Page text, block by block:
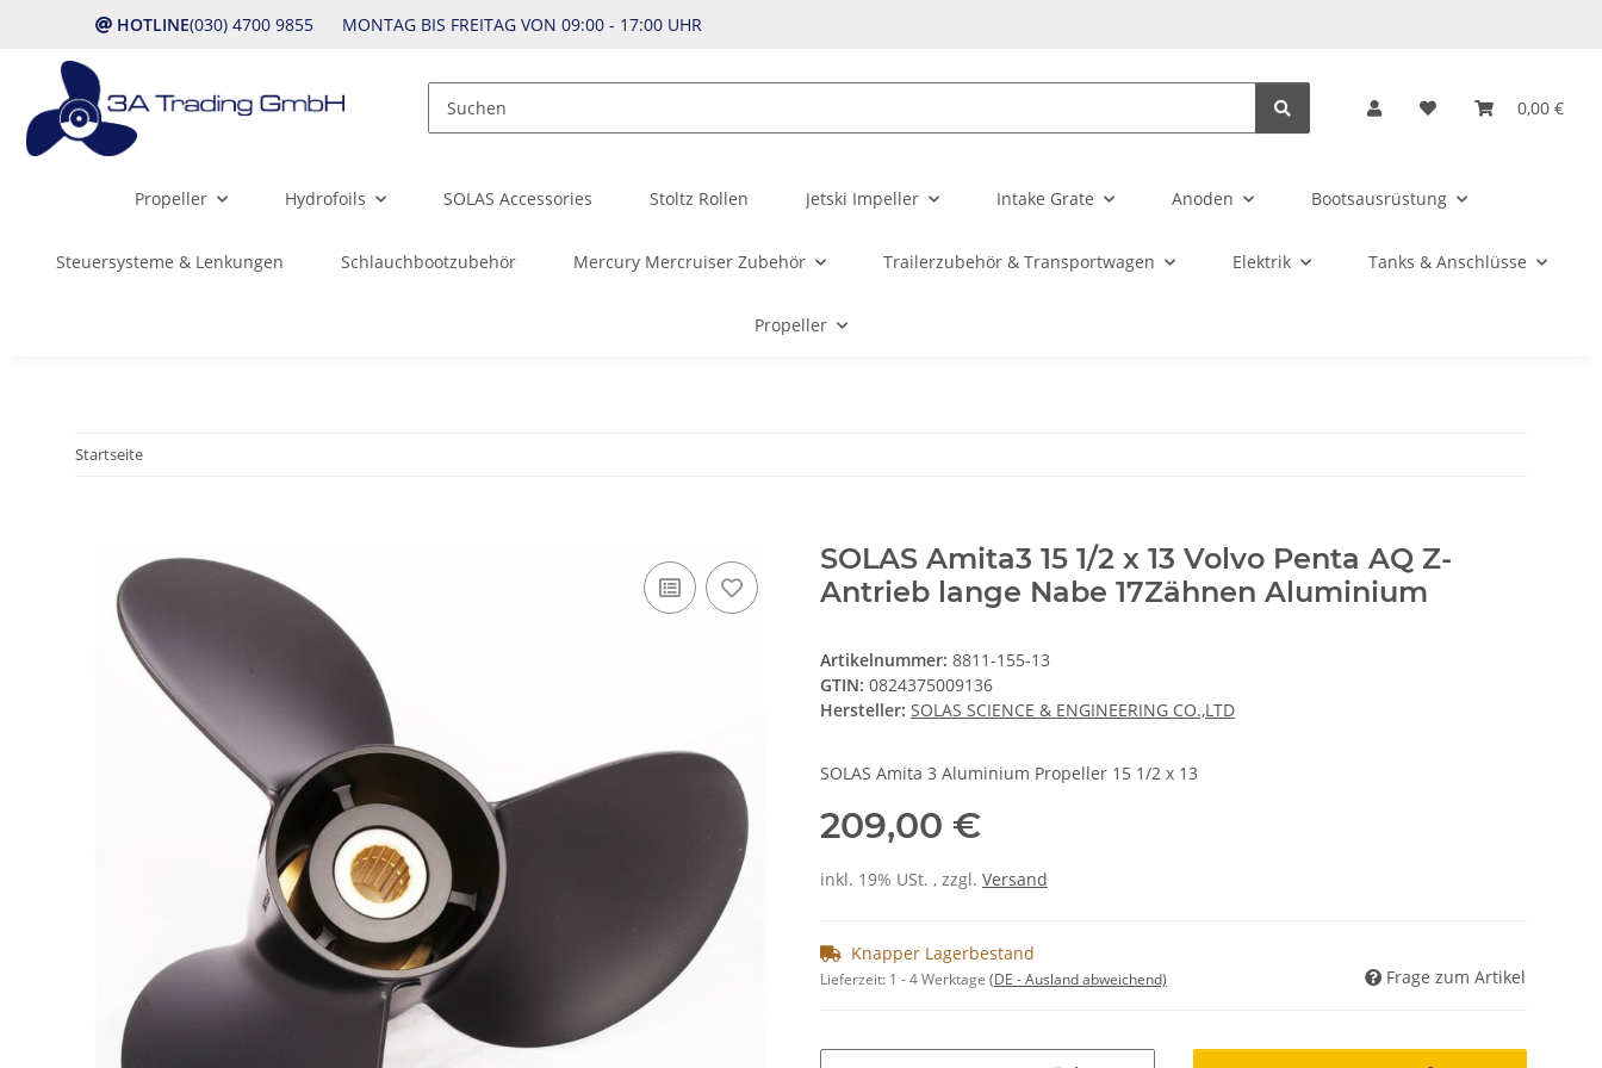
HOTLINE(030) 4700 9855 MONTAG BIS FREITAG VON 09:00 - 17:00 UHR
0,00 €
Propeller Hydrofoils SOLAS Accessories Stoltz Rollen Jetski Impeller Intake Grate Anoden Bootsausrüstung
Steuersysteme & Lenkungen Schlauchbootzubehör Mercury Mercruiser Zubehör Trailerzubehör & Transportwagen Elektrik Tanks & Anschlüsse
Propeller
Startseite
SOLAS Amita3 15 1/2 x 13 Volvo Penta AQ Z-
Antrieb lange Nabe 17Zähnen Aluminium
Artikelnummer: 8811-155-13
GTIN: 0824375009136
Hersteller: SOLAS SCIENCE & ENGINEERING CO.,LTD
SOLAS Amita 3 Aluminium Propeller 15 1/2 x 13
209,00 €
inkl. 19% USt. , zzgl. Versand
Knapper Lagerbestand
Lieferzeit: 1 - 4 Werktage (DE - Ausland abweichend) Frage zum Artikel